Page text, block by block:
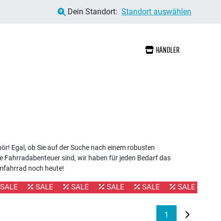
Dein Standort: Standort auswählen
HÄNDLER
Egal, ob Sie auf der Suche nach einem robusten
Fahrradabenteuer sind, wir haben für jeden Bedarf das
noch heute!
SALE SALE SALE SALE SALE SALE
1